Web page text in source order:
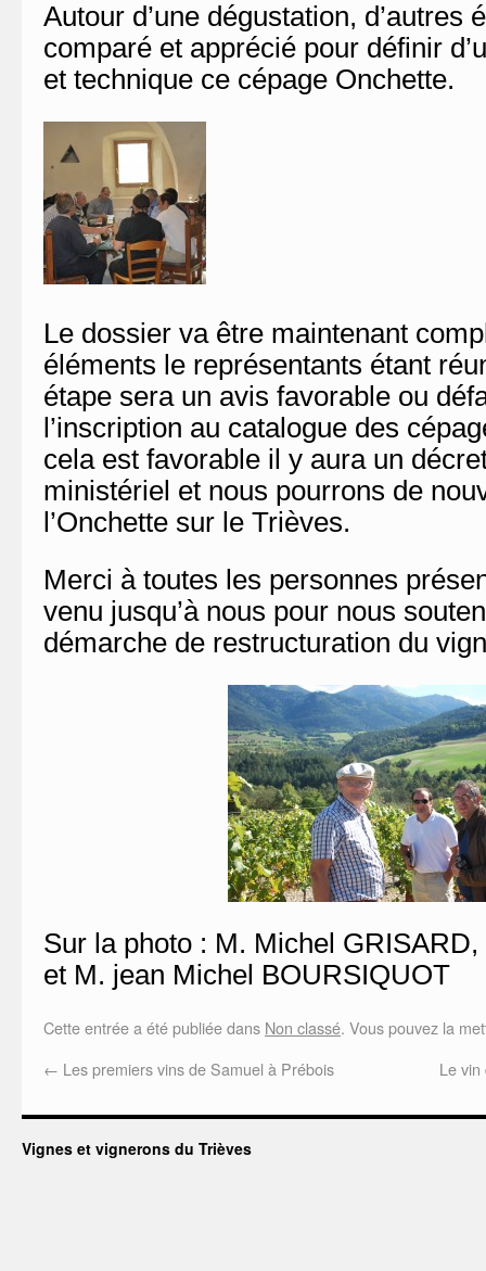
Autour d’une dégustation, d’autres
comparé et apprécié pour définir
et technique ce cépage Onchette.
Le dossier va être maintenant
éléments le représentants étant
étape sera un avis favorable ou
l’inscription au catalogue des
cela est favorable il y aura un
ministériel et nous pourrons de
l’Onchette sur le Trièves.
Merci à toutes les personnes
venu jusqu’à nous pour nous
démarche de restructuration du
Sur la photo : M. Michel
et M. jean Michel BOURSIQUOT
Cette entrée a été publiée dans Non classé. Vous pouvez la
← Les premiers vins de Samuel à Prébois Le
Vignes et vignerons du Trièves